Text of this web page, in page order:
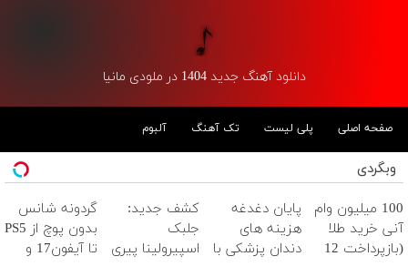
دانلود آهنگ جدید 1404 در ملودی مانیا
صفحه اصلی پلی لیست تک آهنگ آلبوم
وبگردی
100 میلیون وام
آنی خرید طلا
(بازپرداخت 12
پایان دغدغه
هزینه های
دندان پزشکی با
کشف جدید:
جلبک
اسپیرولینا پیری
گردونه شانس
بدون پوچ از PS5
تا آیفون17 و